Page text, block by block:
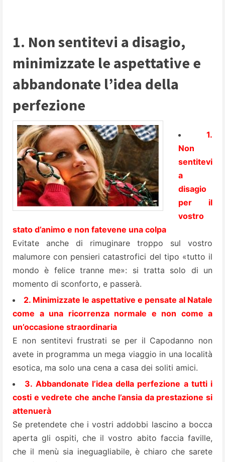
1. Non sentitevi a disagio,
minimizzate le aspettative e
abbandonate l’idea della
perfezione
1.
Non
sentitevi
a
disagio
per il
vostro
stato d’animo e non fatevene una colpa
Evitate anche di rimuginare troppo sul vostro
malumore con pensieri catastrofici del tipo «tutto il
mondo è felice tranne me»: si tratta solo di un
momento di sconforto, e passerà.
2. Minimizzate le aspettative e pensate al Natale
come a una ricorrenza normale e non come a
un’occasione straordinaria
E non sentitevi frustrati se per il Capodanno non
avete in programma un mega viaggio in una località
esotica, ma solo una cena a casa dei soliti amici.
3. Abbandonate l’idea della perfezione a tutti i
costi e vedrete che anche l’ansia da prestazione si
attenuerà
Se pretendete che i vostri addobbi lascino a bocca
aperta gli ospiti, che il vostro abito faccia faville,
che il menù sia ineguagliabile, è chiaro che sarete